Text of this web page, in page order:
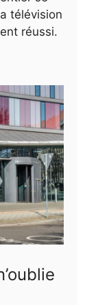
télévision
réussi.